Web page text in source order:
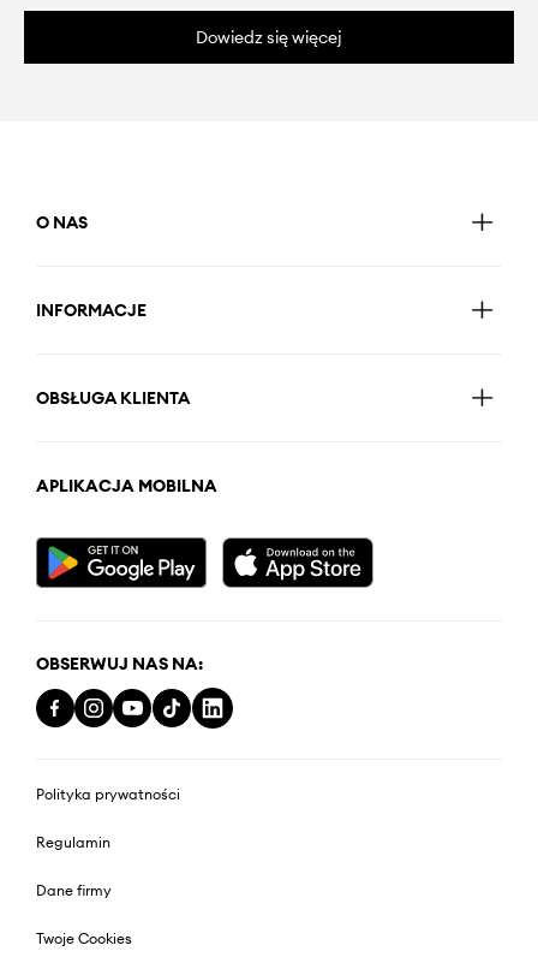
Dowiedz się więcej
O NAS
INFORMACJE
OBSŁUGA KLIENTA
APLIKACJA MOBILNA
OBSERWUJ NAS NA:
Polityka prywatności
Regulamin
Dane firmy
Twoje Cookies